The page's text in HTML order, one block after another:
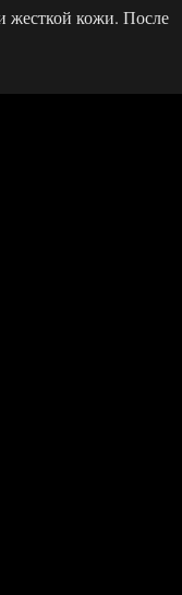
жесткой кожи. После